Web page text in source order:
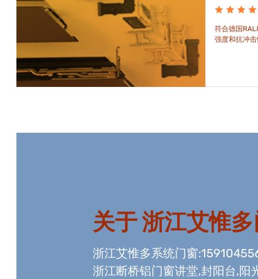
88平开窗是门窗技术新时代的门窗系统。可实现较
大的阳光进入并获得更多的太阳能，良好的操作及
可靠的功能。保养方便，牢固耐用。
宝贝详情
符合德国
强度和抗冲
和刚性的要
关于浙江艾惟
浙江艾惟多系统门窗
浙江断桥铝门窗讲堂,封阳台,阳